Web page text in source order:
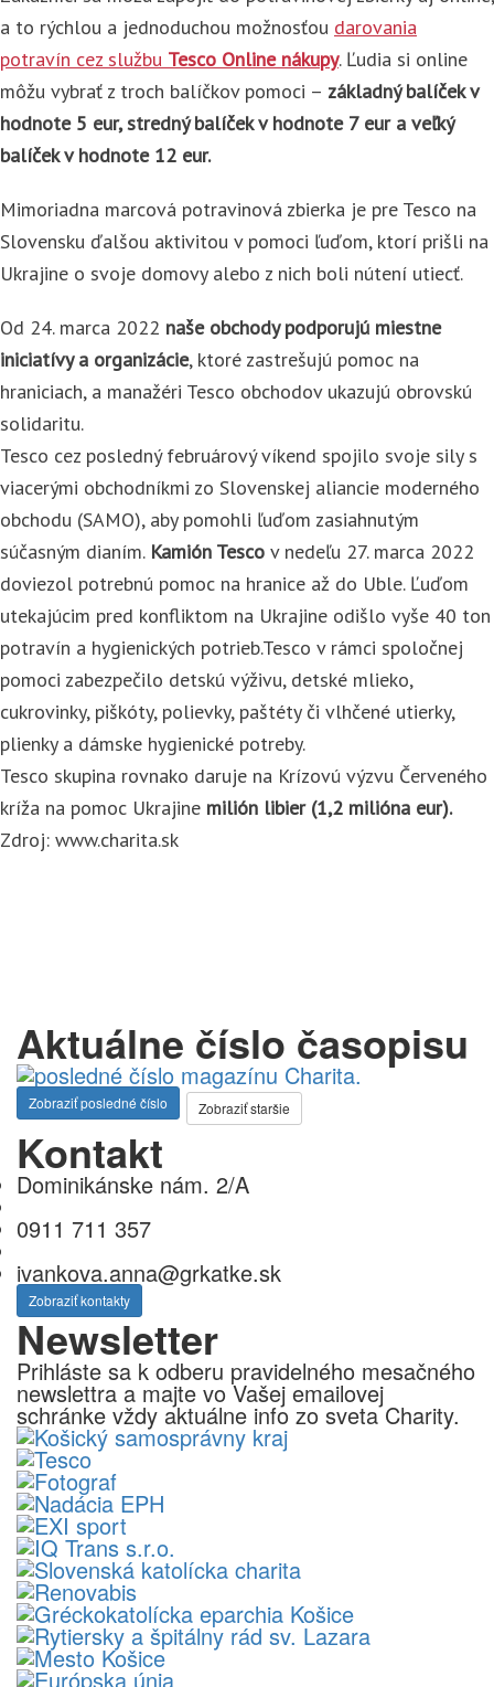
a to rýchlou a jednoduchou možnosťou darovania
potravín cez službu Tesco Online nákupy. Ľudia si online
môžu vybrať z troch balíčkov pomoci – základný balíček v
hodnote 5 eur, stredný balíček v hodnote 7 eur a veľký
balíček v hodnote 12 eur.
Mimoriadna marcová potravinová zbierka je pre Tesco na
Slovensku ďalšou aktivitou v pomoci ľuďom, ktorí prišli na
Ukrajine o svoje domovy alebo z nich boli nútení utiecť.
Od 24. marca 2022 naše obchody podporujú miestne
iniciatívy a organizácie, ktoré zastrešujú pomoc na
hraniciach, a manažéri Tesco obchodov ukazujú obrovskú
solidaritu.
Tesco cez posledný februárový víkend spojilo svoje sily s
viacerými obchodníkmi zo Slovenskej aliancie moderného
obchodu (SAMO), aby pomohli ľuďom zasiahnutým
súčasným dianím. Kamión Tesco v nedeľu 27. marca 2022
doviezol potrebnú pomoc na hranice až do Uble. Ľuďom
utekajúcim pred konfliktom na Ukrajine odišlo vyše 40 ton
potravín a hygienických potrieb.Tesco v rámci spoločnej
pomoci zabezpečilo detskú výživu, detské mlieko,
cukrovinky, piškóty, polievky, paštéty či vlhčené utierky,
plienky a dámske hygienické potreby.
Tesco skupina rovnako daruje na Krízovú výzvu Červeného
kríža na pomoc Ukrajine milión libier (1,2 milióna eur).
Zdroj: www.charita.sk
Aktuálne číslo časopisu
Zobraziť posledné číslo Zobraziť staršie
Kontakt
Dominikánske nám. 2/A
0911 711 357
ivankova.anna@grkatke.sk
Zobraziť kontakty
Newsletter
Prihláste sa k odberu pravidelného mesačného
newslettra a majte vo Vašej emailovej
schránke vždy aktuálne info zo sveta Charity.